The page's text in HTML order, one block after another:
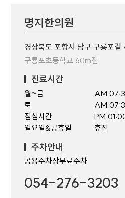
명지한의원
경상북도 포항시 남구 구룡포
구룡포초등학교 60m전
진료시간
월~금
토
점심시간
일요일&공휴일
AM
AM
PM
휴진
주차안내
공용주차장무료주차
054-276-3203